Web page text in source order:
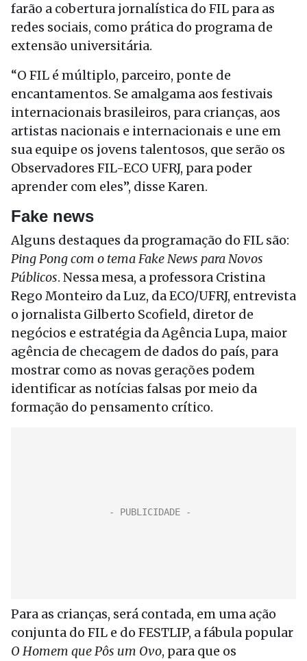
farão a cobertura jornalística do FIL para as
redes sociais, como prática do programa de
extensão universitária.
“O FIL é múltiplo, parceiro, ponte de
encantamentos. Se amalgama aos festivais
internacionais brasileiros, para crianças, aos
artistas nacionais e internacionais e une em
sua equipe os jovens talentosos, que serão os
Observadores FIL-ECO UFRJ, para poder
aprender com eles”, disse Karen.
Fake news
Alguns destaques da programação do FIL são:
Ping Pongcom o tema Fake News para Novos
Públicos. Nessa mesa, a professora Cristina
Rego Monteiro da Luz, da ECO/UFRJ, entrevista
o jornalista Gilberto Scofield, diretor de
negócios e estratégia da Agência Lupa, maior
agência de checagem de dados do país, para
mostrar como as novas gerações podem
identificar as notícias falsas por meio da
formação do pensamento crítico.
Para as crianças, será contada, em uma ação
conjunta do FIL e do FESTLIP, a fábula popular
O Homem que Pôs um Ovo, para que os